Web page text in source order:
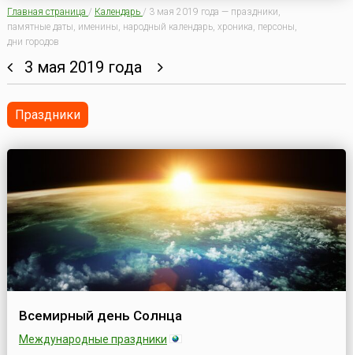
Главная страница / Календарь / 3 мая 2019 года — праздники,
памятные даты, именины, народный календарь, хроника, персоны,
дни городов
3 мая 2019 года
Праздники
Всемирный день Солнца
Международные праздники